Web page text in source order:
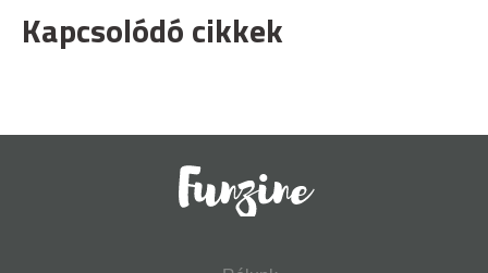
Kapcsolódó cikkek